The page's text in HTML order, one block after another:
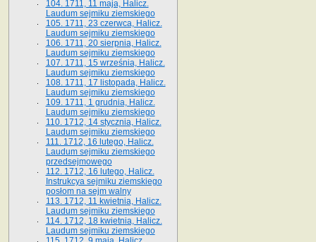
104. 1711, 11 maja, Halicz.
Laudum sejmiku ziemskiego
105. 1711, 23 czerwca, Halicz.
Laudum sejmiku ziemskiego
106. 1711, 20 sierpnia, Halicz.
Laudum sejmiku ziemskiego
107. 1711, 15 września, Halicz.
Laudum sejmiku ziemskiego
108. 1711, 17 listopada, Halicz.
Laudum sejmiku ziemskiego
109. 1711, 1 grudnia, Halicz.
Laudum sejmiku ziemskiego
110. 1712, 14 stycznia, Halicz.
Laudum sejmiku ziemskiego
111. 1712, 16 lutego, Halicz.
Laudum sejmiku ziemskiego
przedsejmowego
112. 1712, 16 lutego, Halicz.
Instrukcya sejmiku ziemskiego
posłom na sejm walny
113. 1712, 11 kwietnia, Halicz.
Laudum sejmiku ziemskiego
114. 1712, 18 kwietnia, Halicz.
Laudum sejmiku ziemskiego